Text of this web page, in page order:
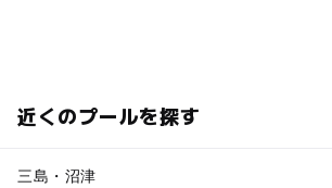
近くのプールを探す
三島・沼津